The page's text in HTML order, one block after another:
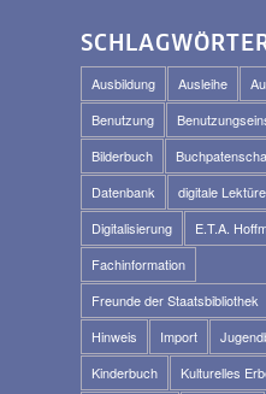
Ausbildung Ausleihe
Benutzung
Bilderbuch
Datenbank
digitale
Digitalisierung
E.T.A.
Fachinformation
Freunde der Staatsbibliothek
Hinweis
Import
Kinderbuch
Kulturelles